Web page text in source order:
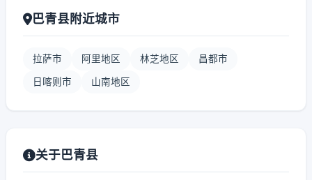
巴青县附近城市
拉萨市 阿里地区 林芝地区 昌都市
日喀则市 山南地区
关于巴青县